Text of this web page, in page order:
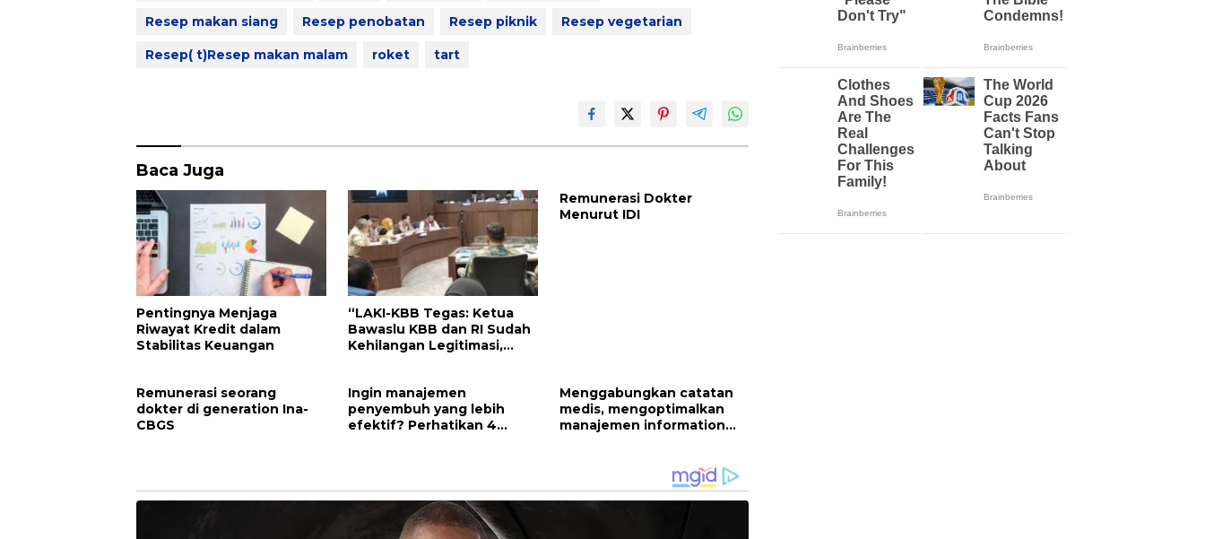
Resep makan siang Resep penobatan Resep piknik Resep vegetarian
Resep( t)Resep makan malam roket tart
Baca Juga
Pentingnya Menjaga
Riwayat Kredit dalam
Stabilitas Keuangan
“LAKI-KBB Tegas: Ketua
Bawaslu KBB dan RI Sudah
Kehilangan Legitimasi,
Remunerasi Dokter
Menurut IDI
Remunerasi seorang
dokter di generation Ina-
CBGS
Ingin manajemen
penyembuh yang lebih
efektif? Perhatikan 4
Menggabungkan catatan
medis, mengoptimalkan
manajemen information